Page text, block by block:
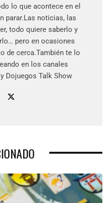
lo que acontece en el
parar.Las noticias, las
todo quiere saberlo y
pero en ocasiones
de cerca.También te lo
en los canales
Dojuegos Talk Show